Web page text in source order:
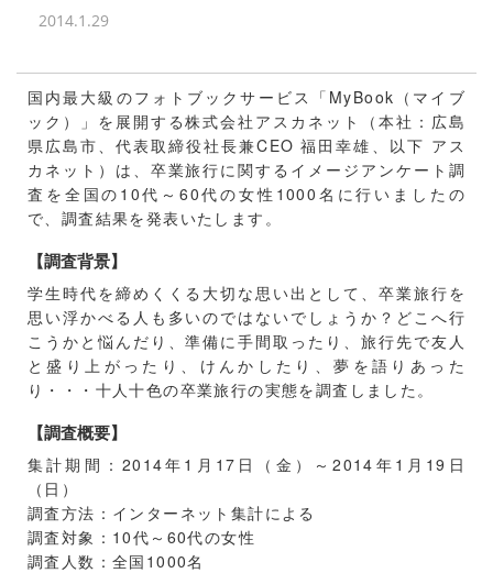
2014.1.29
国内最大級のフォトブックサービス「MyBook（マイブ
ック）」を展開する株式会社アスカネット（本社：広島
県広島市、代表取締役社長兼CEO 福田幸雄、以下 アス
カネット）は、卒業旅行に関するイメージアンケート調
査を全国の10代～60代の女性1000名に行いましたの
で、調査結果を発表いたします。
【調査背景】
学生時代を締めくくる大切な思い出として、卒業旅行を
思い浮かべる人も多いのではないでしょうか？どこへ行
こうかと悩んだり、準備に手間取ったり、旅行先で友人
と盛り上がったり、けんかしたり、夢を語りあった
り・・・十人十色の卒業旅行の実態を調査しました。
【調査概要】
集計期間：2014年1月17日（金）～2014年1月19日
（日）
調査方法：インターネット集計による
調査対象：10代～60代の女性
調査人数：全国1000名